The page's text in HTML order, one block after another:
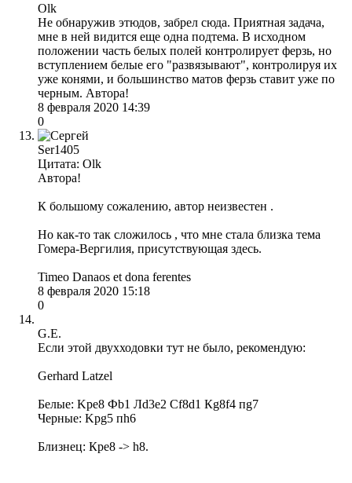
Olk
Не обнаружив этюдов, забрел сюда. Приятная задача,
мне в ней видится еще одна подтема. В исходном
положении часть белых полей контролирует ферзь, но
вступлением белые его "развязывают", контролируя их
уже конями, и большинство матов ферзь ставит уже по
черным. Автора!
8 февраля 2020 14:39
0
Ser1405
Цитата: Olk
Автора!
К большому сожалению, автор неизвестен .
Но как-то так сложилось , что мне стала близка тема
Гомера-Вергилия, присутствующая здесь.
Timeo Danaos et dona ferentes
8 февраля 2020 15:18
0
G.E.
Если этой двухходовки тут не было, рекомендую:
Gerhard Latzel
Белые: Kрe8 Фb1 Лd3e2 Сf8d1 Кg8f4 пg7
Черные: Kрg5 пh6
Близнец: Крe8 -> h8.